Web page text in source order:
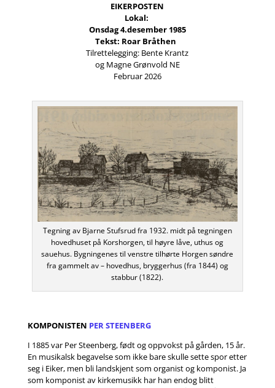
EIKERPOSTEN
Lokal:
Onsdag 4.desember 1985
Tekst: Roar Bråthen
Tilrettelegging: Bente Krantz
og Magne Grønvold NE
Februar 2026
Tegning av Bjarne Stufsrud fra 1932. midt på tegningen
hovedhuset på Korshorgen, til høyre låve, uthus og
sauehus. Bygningenes til venstre tilhørte Horgen søndre
fra gammelt av – hovedhus, bryggerhus (fra 1844) og
stabbur (1822).
KOMPONISTEN PER STEENBERG
I 1885 var Per Steenberg, født og oppvokst på gården, 15 år.
En musikalsk begavelse som ikke bare skulle sette spor etter
seg i Eiker, men bli landskjent som organist og komponist. Ja
som komponist av kirkemusikk har han endog blitt